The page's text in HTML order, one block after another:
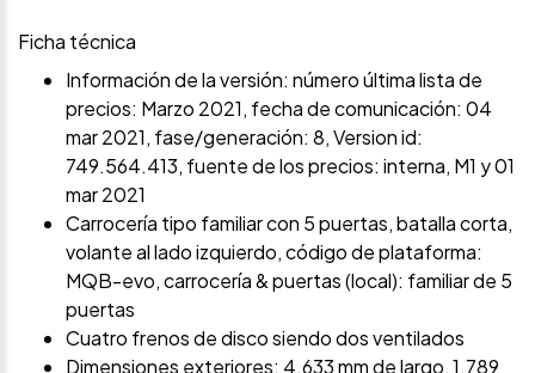
Ficha técnica
Información de la versión: número última lista de
precios: Marzo 2021, fecha de comunicación: 04
mar 2021, fase/generación: 8, Version id:
749.564.413, fuente de los precios: interna, M1 y 01
mar 2021
Carrocería tipo familiar con 5 puertas, batalla corta,
volante al lado izquierdo, código de plataforma:
MQB-evo, carrocería & puertas (local): familiar de 5
puertas
Cuatro frenos de disco siendo dos ventilados
Dimensiones exteriores: 4.633 mm de largo, 1.789